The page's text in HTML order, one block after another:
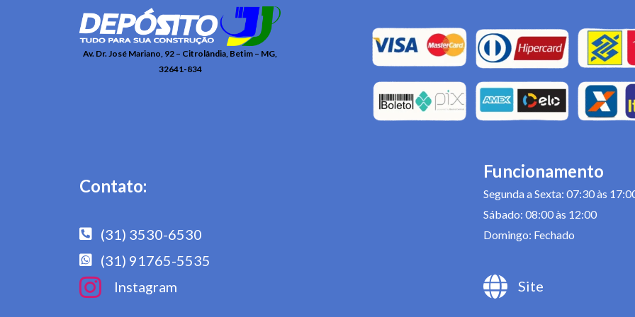
Av. Dr. José Mariano, 92 – Citrolândia, Betim – MG,
32641-834
Contato:
(31) 3530-6530
(31) 91765-5535
Instagram
Funcionamento
Segunda a Sexta: 07:30 às
Sábado: 08:00 às 12:00
Domingo: Fechado
Site